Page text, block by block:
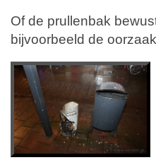
Of de prullenbak
bijvoorbeeld de